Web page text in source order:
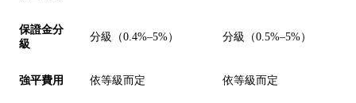
保證金分
級
分級（0.4%–5%） 分級（0.5%–5%）
強平費用 依等級而定 依等級而定